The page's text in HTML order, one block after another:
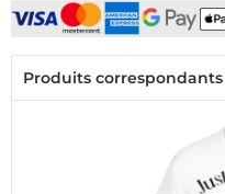
Produits correspondants